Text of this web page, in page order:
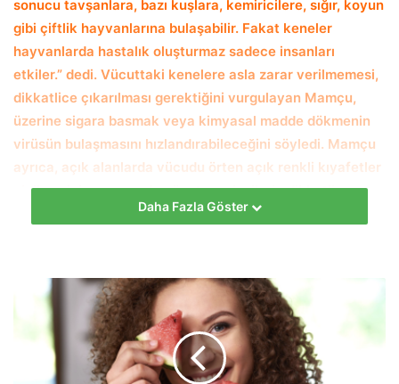
sonucu tavşanlara, bazı kuşlara, kemiricilere, sığır, koyun
gibi çiftlik hayvanlarına bulaşabilir. Fakat keneler
hayvanlarda hastalık oluşturmaz sadece insanları
etkiler.” dedi. Vücuttaki kenelere asla zarar verilmemesi,
dikkatlice çıkarılması gerektiğini vurgulayan Mamçu,
üzerine sigara basmak veya kimyasal madde dökmenin
virüsün bulaşmasını hızlandırabileceğini söyledi. Mamçu
ayrıca, açık alanlarda vücudu örten açık renkli kıyafetler
giyilmesini, sonrasında vücut ve giysilerin dikkatlice
kontrol edilmesini önerdi.Daha Fazla Göster